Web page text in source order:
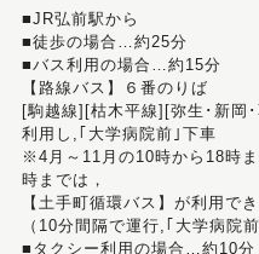
■JR弘前駅から
■徒歩の場合…約25分
■バス利用の場合…約15分
【路線バス】６番のりば
[駒越線][枯木平線][弥生･新岡
利用し,｢大学病院前｣下車
※4月～11月の10時から18時
時までは，
【土手町循環バス】が利用でき
（10分間隔で運行,｢大学病院前
■タクシー利用の場合…約10分